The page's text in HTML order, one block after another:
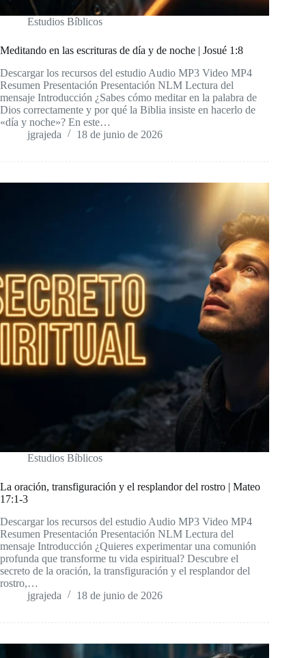
Estudios Bíblicos
Meditando en las escrituras de día y de noche | Josué 1:8
Descargar los recursos del estudio Audio MP3 Video MP4
Resumen Presentación Presentación NLM Lectura del
mensaje Introducción ¿Sabes cómo meditar en la palabra de
Dios correctamente y por qué la Biblia insiste en hacerlo de
«día y noche»? En este…
jgrajeda
18 de junio de 2026
Estudios Bíblicos
La oración, transfiguración y el resplandor del rostro | Mateo
17:1-3
Descargar los recursos del estudio Audio MP3 Video MP4
Resumen Presentación Presentación NLM Lectura del
mensaje Introducción ¿Quieres experimentar una comunión
profunda que transforme tu vida espiritual? Descubre el
secreto de la oración, la transfiguración y el resplandor del
rostro,…
jgrajeda
18 de junio de 2026